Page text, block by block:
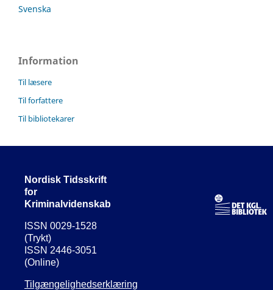
Svenska
Information
Til læsere
Til forfattere
Til bibliotekarer
Nordisk Tidsskrift
for
Kriminalvidenskab
ISSN 0029-1528
(Trykt)
ISSN 2446-3051
(Online)
Tilgængelighedserklæring